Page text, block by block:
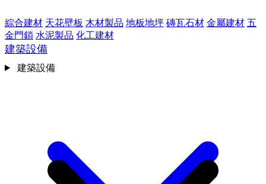
綜合建材 天花壁板 木材製品 地板地坪 磚瓦石材 金屬建材 五
金門鎖 水泥製品 化工建材
建築設備
建築設備